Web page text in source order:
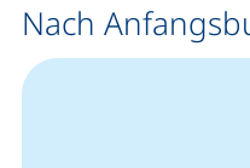
Nach